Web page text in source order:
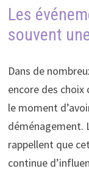
Les
souvent
Dans de
encore des
le moment
déménagement.
rappellent que
continue